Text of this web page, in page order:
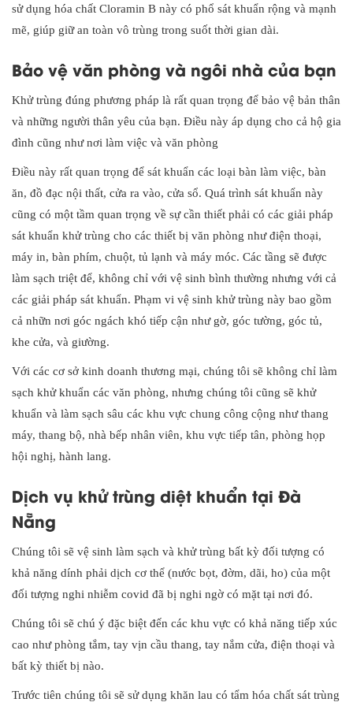
sử dụng hóa chất Cloramin B này có phổ sát khuẩn rộng và mạnh
mẽ, giúp giữ an toàn vô trùng trong suốt thời gian dài.
Bảo vệ văn phòng và ngôi nhà của bạn
Khử trùng đúng phương pháp là rất quan trọng để bảo vệ bản thân
và những người thân yêu của bạn. Điều này áp dụng cho cả hộ gia
đình cũng như nơi làm việc và văn phòng
Điều này rất quan trọng để sát khuẩn các loại bàn làm việc, bàn
ăn, đồ đạc nội thất, cửa ra vào, cửa sổ. Quá trình sát khuẩn này
cũng có một tầm quan trọng về sự cần thiết phải có các giải pháp
sát khuẩn khử trùng cho các thiết bị văn phòng như điện thoại,
máy in, bàn phím, chuột, tủ lạnh và máy móc. Các tầng sẽ được
làm sạch triệt để, không chỉ với vệ sinh bình thường nhưng với cả
các giải pháp sát khuẩn. Phạm vi vệ sinh khử trùng này bao gồm
cả nhữn nơi góc ngách khó tiếp cận như gờ, góc tường, góc tủ,
khe cửa, và giường.
Với các cơ sở kinh doanh thương mại, chúng tôi sẽ không chỉ làm
sạch khử khuẩn các văn phòng, nhưng chúng tôi cũng sẽ khử
khuẩn và làm sạch sâu các khu vực chung công cộng như thang
máy, thang bộ, nhà bếp nhân viên, khu vực tiếp tân, phòng họp
hội nghị, hành lang.
Dịch vụ khử trùng diệt khuẩn tại Đà
Nẵng
Chúng tôi sẽ vệ sinh làm sạch và khử trùng bất kỳ đối tượng có
khả năng dính phải dịch cơ thể (nước bọt, đờm, dãi, ho) của một
đối tượng nghi nhiễm covid đã bị nghi ngờ có mặt tại nơi đó.
Chúng tôi sẽ chú ý đặc biệt đến các khu vực có khả năng tiếp xúc
cao như phòng tắm, tay vịn cầu thang, tay nắm cửa, điện thoại và
bất kỳ thiết bị nào.
Trước tiên chúng tôi sẽ sử dụng khăn lau có tẩm hóa chất sát trùng